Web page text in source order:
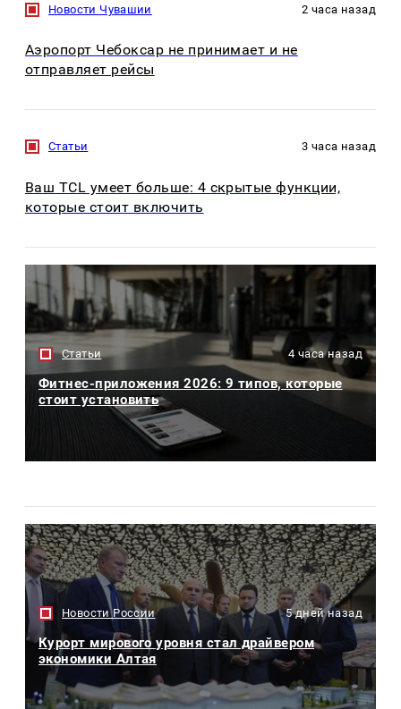
Новости Чувашии 2 часа назад
Аэропорт Чебоксар не принимает и не
отправляет рейсы
Статьи 3 часа назад
Ваш TCL умеет больше: 4 скрытые функции,
которые стоит включить
Статьи 4 часа назад
Фитнес-приложения 2026: 9 типов, которые
стоит установить
Новости России 5 дней назад
Курорт мирового уровня стал драйвером
экономики Алтая